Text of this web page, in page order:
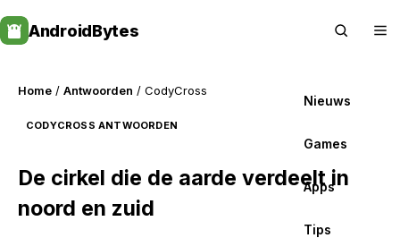
to
content
AndroidBytes
Nieuws
Games
Apps
Tips
Home / Antwoorden / CodyCross
CODYCROSS ANTWOORDEN
De cirkel die de aarde verdeelt in
noord en zuid